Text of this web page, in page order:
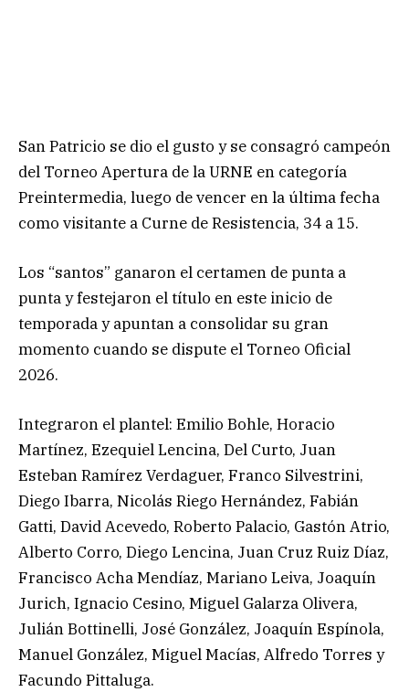
San Patricio se dio el gusto y se consagró campeón
del Torneo Apertura de la URNE en categoría
Preintermedia, luego de vencer en la última fecha
como visitante a Curne de Resistencia, 34 a 15.
Los “santos” ganaron el certamen de punta a
punta y festejaron el título en este inicio de
temporada y apuntan a consolidar su gran
momento cuando se dispute el Torneo Oficial
2026.
Integraron el plantel: Emilio Bohle, Horacio
Martínez, Ezequiel Lencina, Del Curto, Juan
Esteban Ramírez Verdaguer, Franco Silvestrini,
Diego Ibarra, Nicolás Riego Hernández, Fabián
Gatti, David Acevedo, Roberto Palacio, Gastón Atrio,
Alberto Corro, Diego Lencina, Juan Cruz Ruiz Díaz,
Francisco Acha Mendíaz, Mariano Leiva, Joaquín
Jurich, Ignacio Cesino, Miguel Galarza Olivera,
Julián Bottinelli, José González, Joaquín Espínola,
Manuel González, Miguel Macías, Alfredo Torres y
Facundo Pittaluga.